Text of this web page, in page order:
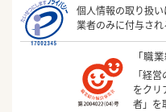
個人情報の取り扱
業者のみに付与され
「職
「経
をクリ
者」を